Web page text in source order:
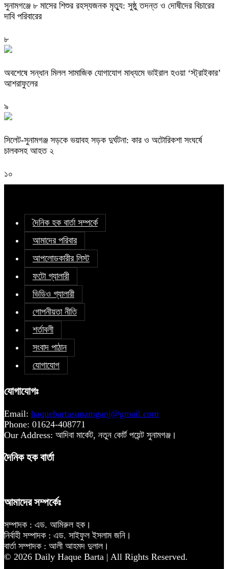
সুনামগঞ্জে ৮ মাসের শিশুর রহস্যজনক মৃত্যু: সুষ্ঠু তদন্ত ও দোষীদের বিচারের
দাবি পরিবারের
৮
অবশেষে সন্ধান মিলল সামাজিক যোগাযোগ মাধ্যমে ভাইরাল হওয়া ‘স্ট্রাইকার’
আশরাফুলের
৯
সিলেট-সুনামগঞ্জ সড়কে ভয়াবহ সড়ক দুর্ঘটনা: কার ও অটোরিকশা সংঘর্ষে
চালকসহ আহত ২
১০
দৈনিক হক বার্তা সম্পর্কে
আমাদের পরিবার
আপলোডকারীর লিস্ট
ফটো গ্যালারী
ভিডিও গ্যালারী
গোপনীয়তা নীতি
শর্তাবলী
সংবাদ পাঠান
যোগাযোগ
যোগাযোগঃ
Email: haquebartasunamganj@gmail.com
Phone: 01624-408771
Our Address: আদিবা মার্কেট, নতুন কোর্ট পয়েন্ট সুনামগঞ্জ।
দৈনিক হক বার্তা
আমাদের সম্পর্কেঃ
সম্পাদক : এড. আমিরুল হক।
নির্বাহী সম্পাদক : এড. সাইফুল ইসলাম জনি।
বার্তা সম্পাদক : আলী আহমদ দুলাল।
© 2026 Daily Haque Barta | All Rights Reserved.